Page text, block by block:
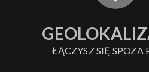
ŁĄCZYSZ SIĘ SPOZA